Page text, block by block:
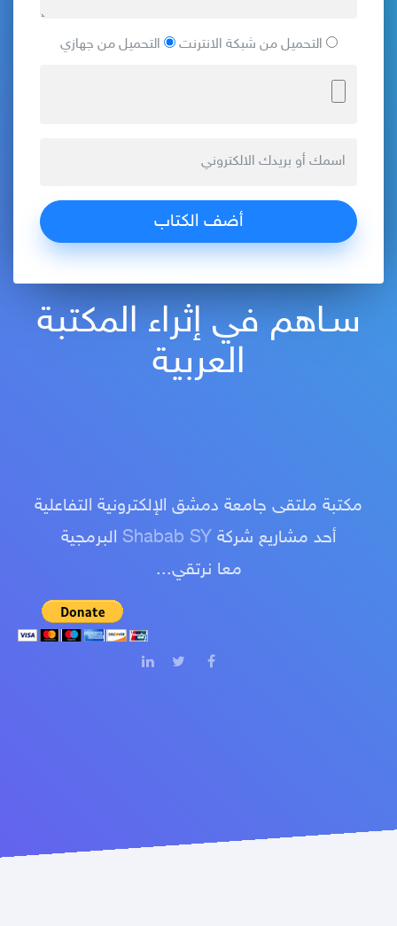
التحميل من شبكة الانترنت التحميل من جهازي
سـاهم في إثراء المكتبة
العربية
مكتبة ملتقى جامعة دمشق الإلكترونية التفاعلية
أحد مشاريع شركة Shabab SY البرمجية
معا نرتقي...